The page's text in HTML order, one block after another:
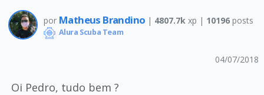
por Matheus Brandino | 4807.7k xp | 10196posts
Alura Scuba Team
04/07/2018
Oi Pedro, tudo bem ?